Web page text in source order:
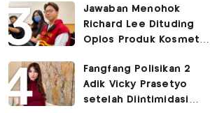
Ketiga
Jawaban Menohok
Richard Lee Dituding
Oplos Produk Kosmetik
Fangfang Polisikan 2
Adik Vicky Prasetyo
setelah Diintimidasi